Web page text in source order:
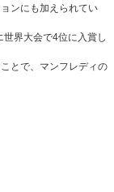
ンにも加えられてい
界大会で4位に入賞し
とで、マンフレディの